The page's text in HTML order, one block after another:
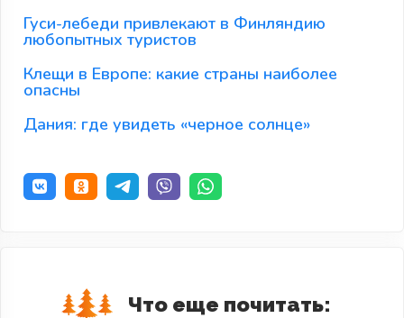
Гуси-лебеди привлекают в Финляндию
любопытных туристов
Клещи в Европе: какие страны наиболее
опасны
Дания: где увидеть «черное солнце»
Что еще почитать: